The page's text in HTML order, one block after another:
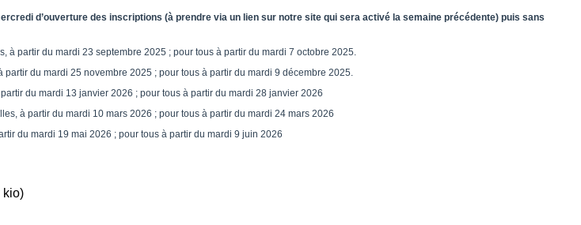
d’ouverture des inscriptions (à prendre via un lien sur notre site qui sera activé la semaine précédente) puis sans
à partir du mardi 23 septembre 2025 ; pour tous à partir du mardi 7 octobre 2025.
du mardi 25 novembre 2025 ; pour tous à partir du mardi 9 décembre 2025.
du mardi 13 janvier 2026 ; pour tous à partir du mardi 28 janvier 2026
à partir du mardi 10 mars 2026 ; pour tous à partir du mardi 24 mars 2026
du mardi 19 mai 2026 ; pour tous à partir du mardi 9 juin 2026
kio)